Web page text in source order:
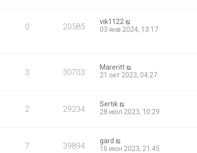
0 20585
vik1122
03 янв 2024, 13:17
3 30703
Mareritt
21 окт 2023, 04:27
2 29234
Sertik
28 июл 2023, 10:29
7 39894
gard
16 июн 2023, 21:45